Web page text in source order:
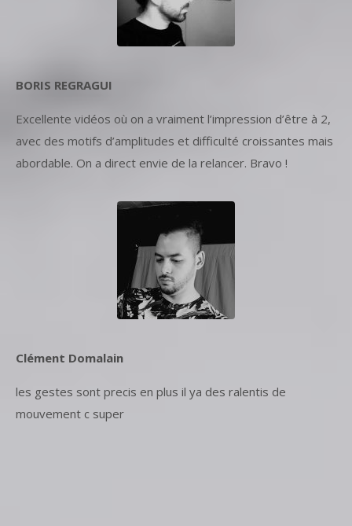
BORIS REGRAGUI
Excellente vidéos où on a vraiment l’impression d’être à 2,
avec des motifs d’amplitudes et difficulté croissantes mais
abordable. On a direct envie de la relancer. Bravo !
Clément Domalain
les gestes sont precis en plus il ya des ralentis de
mouvement c super